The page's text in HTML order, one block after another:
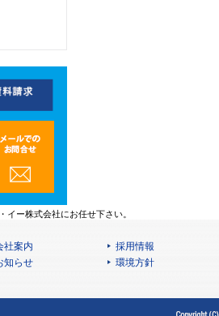
イー株式会社にお任せ下さい。
社案内
採用情報
知らせ
環境方針